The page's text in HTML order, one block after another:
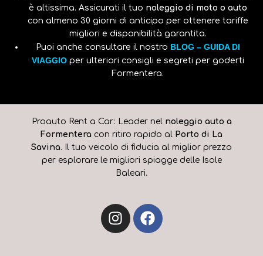
è altissima. Assicurati il tuo noleggio di moto o auto
con almeno 30 giorni di anticipo per ottenere tariffe
migliori e disponibilità garantita.
Puoi anche consultare il nostro BLOG – GUIDA DI
VIAGGIOper ulteriori consigli e segreti per goderti
Formentera.
Proauto Rent a Car: Leader nel noleggio auto a
Formentera con ritiro rapido al Porto di La
Savina. Il tuo veicolo di fiducia al miglior prezzo
per esplorare le migliori spiagge delle Isole
Baleari.